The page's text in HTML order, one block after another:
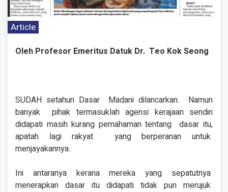
Article
Oleh Profesor Emeritus Datuk Dr. Teo Kok Seong
SUDAH setahun Dasar Madani dilancarkan. Namun
banyak pihak termasuklah agensi kerajaan sendiri
didapati masihkurang pemahaman tentang dasar itu,
apatah lagi rakyat yang berperanan untuk
menjayakannya.
Ini antaranya keranamereka yang sepatutnya
menerapkan dasar itu didapati tidak pun merujuk